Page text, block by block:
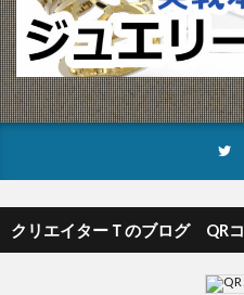
クリエイターＴのブログ QR